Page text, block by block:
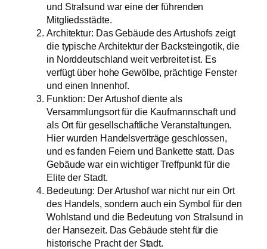
und Stralsund war eine der führenden
Mitgliedsstädte.
Architektur: Das Gebäude des Artushofs zeigt
die typische Architektur der Backsteingotik, die
in Norddeutschland weit verbreitet ist. Es
verfügt über hohe Gewölbe, prächtige Fenster
und einen Innenhof.
Funktion: Der Artushof diente als
Versammlungsort für die Kaufmannschaft und
als Ort für gesellschaftliche Veranstaltungen.
Hier wurden Handelsverträge geschlossen,
und es fanden Feiern und Bankette statt. Das
Gebäude war ein wichtiger Treffpunkt für die
Elite der Stadt.
Bedeutung: Der Artushof war nicht nur ein Ort
des Handels, sondern auch ein Symbol für den
Wohlstand und die Bedeutung von Stralsund in
der Hansezeit. Das Gebäude steht für die
historische Pracht der Stadt.